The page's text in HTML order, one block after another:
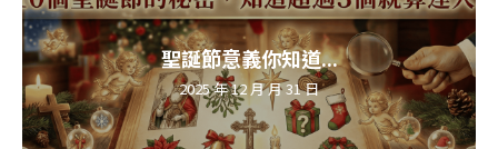
聖誕節意義你知道...
2025 年 12 月 月 31 日